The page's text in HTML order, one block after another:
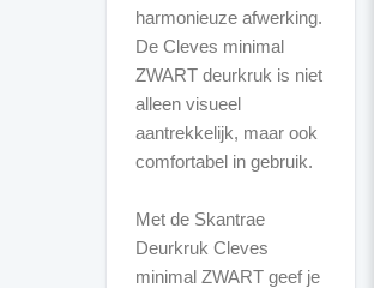
harmonieuze afwerking.
De Cleves minimal
ZWART deurkruk is niet
alleen visueel
aantrekkelijk, maar ook
comfortabel in gebruik.
Met de Skantrae
Deurkruk Cleves
minimal ZWART geef je